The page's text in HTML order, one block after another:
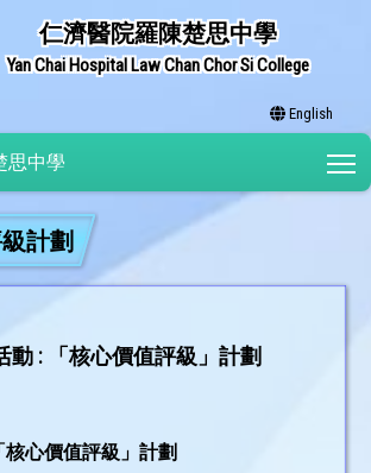
仁濟醫院羅陳楚思中學
Yan Chai Hospital Law Chan Chor Si College
English
思中學
計劃
動 : 「核心價值評級」計劃
核心價值評級」計劃